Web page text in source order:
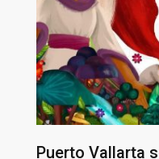
Puerto Vallarta